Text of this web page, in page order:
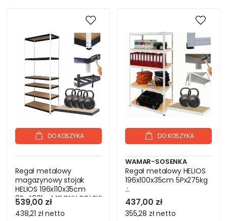
DO KOSZYKA
Regał metalowy
magazynowy stojak
HELIOS 196x110x35cm
6Px400kg MOCNY POLSKI
539,00 zł
438,21 złnetto
DO KOSZYKA
WAMAR-SOSENKA
Regał metalowy HELIOS
196x100x35cm 5Px275kg
.:.
437,00 zł
355,28 złnetto